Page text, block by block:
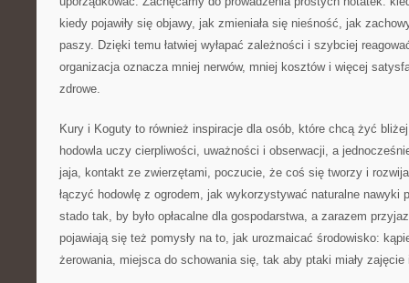
kiedy pojawiły się objawy, jak zmieniała się nieśność, jak
paszy. Dzięki temu łatwiej wyłapać zależności i szybciej
organizacja oznacza mniej nerwów, mniej kosztów i więcej
zdrowe.
Kury i Koguty to również inspiracje dla osób, które chcą żyć
hodowla uczy cierpliwości, uważności i obserwacji, a
jaja, kontakt ze zwierzętami, poczucie, że coś się tworzy i
łączyć hodowlę z ogrodem, jak wykorzystywać naturalne nawyki
stado tak, by było opłacalne dla gospodarstwa, a zarazem
pojawiają się też pomysły na to, jak urozmaicać środowisko:
żerowania, miejsca do schowania się, tak aby ptaki miały zajęcie